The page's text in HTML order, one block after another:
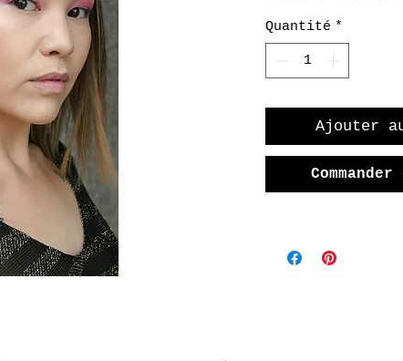
Quantité *
Ajouter